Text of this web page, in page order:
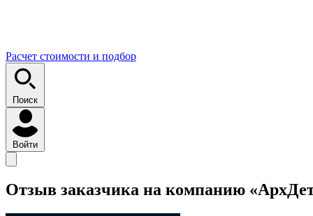
Расчет стоимости и подбор
Поиск
Войти
Отзыв заказчика на компанию